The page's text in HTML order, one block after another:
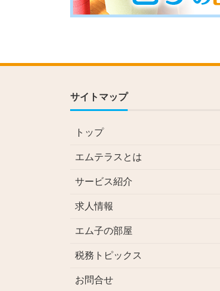
サイトマップ
トップ
エムテラスとは
サービス紹介
求人情報
エム子の部屋
税務トピックス
お問合せ